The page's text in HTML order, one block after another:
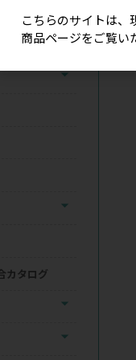
カタログ
こちらのサイトは、
商品ページをご覧い